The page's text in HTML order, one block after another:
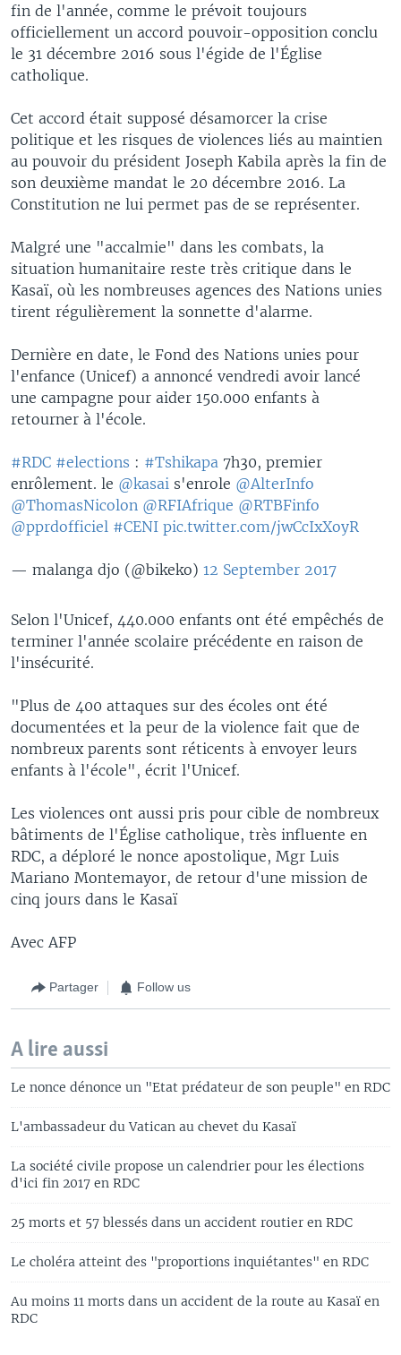
fin de l'année, comme le prévoit toujours
officiellement un accord pouvoir-opposition conclu
le 31 décembre 2016 sous l'égide de l'Église
catholique.
Cet accord était supposé désamorcer la crise
politique et les risques de violences liés au maintien
au pouvoir du président Joseph Kabila après la fin de
son deuxième mandat le 20 décembre 2016. La
Constitution ne lui permet pas de se représenter.
Malgré une "accalmie" dans les combats, la
situation humanitaire reste très critique dans le
Kasaï, où les nombreuses agences des Nations unies
tirent régulièrement la sonnette d'alarme.
Dernière en date, le Fond des Nations unies pour
l'enfance (Unicef) a annoncé vendredi avoir lancé
une campagne pour aider 150.000 enfants à
retourner à l'école.
#RDC #elections : #Tshikapa 7h30, premier
enrôlement. le @kasai s'enrole @AlterInfo
@ThomasNicolon @RFIAfrique @RTBFinfo
@pprdofficiel #CENI pic.twitter.com/jwCcIxXoyR
— malanga djo (@bikeko) 12 September 2017
Selon l'Unicef, 440.000 enfants ont été empêchés de
terminer l'année scolaire précédente en raison de
l'insécurité.
"Plus de 400 attaques sur des écoles ont été
documentées et la peur de la violence fait que de
nombreux parents sont réticents à envoyer leurs
enfants à l'école", écrit l'Unicef.
Les violences ont aussi pris pour cible de nombreux
bâtiments de l'Église catholique, très influente en
RDC, a déploré le nonce apostolique, Mgr Luis
Mariano Montemayor, de retour d'une mission de
cinq jours dans le Kasaï
Avec AFP
Partager Follow us
A lire aussi
Le nonce dénonce un "Etat prédateur de son peuple" en RDC
L'ambassadeur du Vatican au chevet du Kasaï
La société civile propose un calendrier pour les élections
d'ici fin 2017 en RDC
25 morts et 57 blessés dans un accident routier en RDC
Le choléra atteint des "proportions inquiétantes" en RDC
Au moins 11 morts dans un accident de la route au Kasaï en
RDC